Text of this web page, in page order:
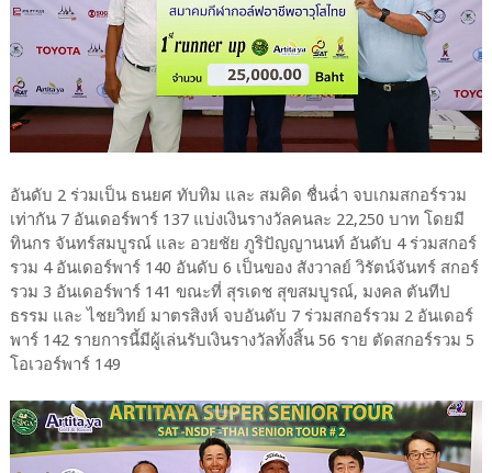
อันดับ 2 ร่วมเป็น ธนยศ ทับทิม และ สมคิด ชื่นฉ่ำ จบเกมสกอร์รวม
เท่ากัน 7 อันเดอร์พาร์ 137 แบ่งเงินรางวัลคนละ 22,250 บาท โดยมี
ทินกร จันทร์สมบูรณ์ และ อวยชัย ภูริปัญญานนท์ อันดับ 4 ร่วมสกอร์
รวม 4 อันเดอร์พาร์ 140 อันดับ 6 เป็นของ สังวาลย์ วิรัตน์จันทร์ สกอร์
รวม 3 อันเดอร์พาร์ 141 ขณะที่ สุรเดช สุขสมบูรณ์, มงคล ตันทีป
ธรรม และ ไชยวิทย์ มาตรสิงห์ จบอันดับ 7 ร่วมสกอร์รวม 2 อันเดอร์
พาร์ 142 รายการนี้มีผู้เล่นรับเงินรางวัลทั้งสิ้น 56 ราย ตัดสกอร์รวม 5
โอเวอร์พาร์ 149